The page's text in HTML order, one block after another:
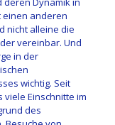
einen anderen
nicht alleine die
vereinbar. Und
in der
wichtig. Seit
viele Einschnitte im
des